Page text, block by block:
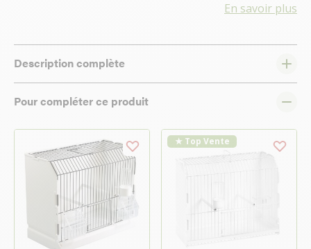
En savoir plus
Description complète
Pour compléter ce produit
★ Top Vente